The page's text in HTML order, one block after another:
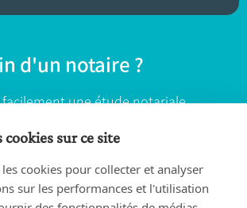
d'un notaire ?
facilement une étude notariale
vous.
UN NOTAIRE
cookies sur ce site
cookies pour collecter et analyser
sur les performances et l'utilisation